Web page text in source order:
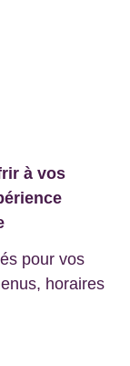
pour vos
horaires
à vos